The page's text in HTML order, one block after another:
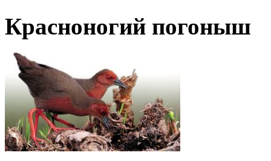
Красноногий погоныш